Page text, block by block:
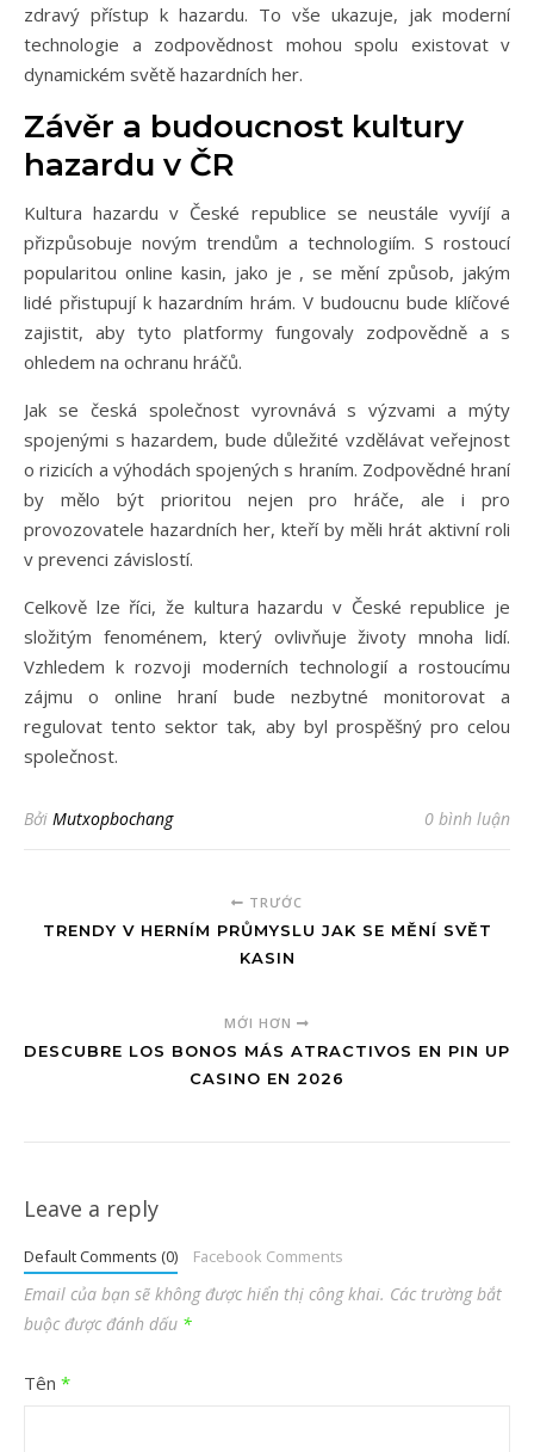
zdravý přístup k hazardu. To vše ukazuje, jak moderní
technologie a zodpovědnost mohou spolu existovat v
dynamickém světě hazardních her.
Závěr a budoucnost kultury
hazardu v ČR
Kultura hazardu v České republice se neustále vyvíjí a
přizpůsobuje novým trendům a technologiím. S rostoucí
popularitou online kasin, jako je , se mění způsob, jakým
lidé přistupují k hazardním hrám. V budoucnu bude klíčové
zajistit, aby tyto platformy fungovaly zodpovědně a s
ohledem na ochranu hráčů.
Jak se česká společnost vyrovnává s výzvami a mýty
spojenými s hazardem, bude důležité vzdělávat veřejnost
o rizicích a výhodách spojených s hraním. Zodpovědné hraní
by mělo být prioritou nejen pro hráče, ale i pro
provozovatele hazardních her, kteří by měli hrát aktivní roli
v prevenci závislostí.
Celkově lze říci, že kultura hazardu v České republice je
složitým fenoménem, který ovlivňuje životy mnoha lidí.
Vzhledem k rozvoji moderních technologií a rostoucímu
zájmu o online hraní bude nezbytné monitorovat a
regulovat tento sektor tak, aby byl prospěšný pro celou
společnost.
Bởi Mutxopbochang 0 bình luận
TRƯỚC
TRENDY V HERNÍM PRŮMYSLU JAK SE MĚNÍ SVĚT
KASIN
MỚI HƠN
DESCUBRE LOS BONOS MÁS ATRACTIVOS EN PIN UP
CASINO EN 2026
Leave a reply
Default Comments (0) Facebook Comments
Email của bạn sẽ không được hiển thị công khai. Các trường bắt
buộc được đánh dấu *
Tên *